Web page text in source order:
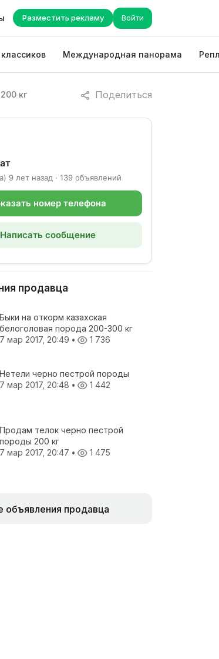
Разместить рекламу Войти
Международная панорама
Поделиться
кг
9 лет назад · 139 объявлений
номер телефона
Написать сообщение
продавца
Быки на откорм казахская
белоголовая порода 200-300 кг
7 мар 2017, 20:49 • 1 736
Нетели черно пестрой породы
7 мар 2017, 20:48 • 1 442
Продам телок черно пестрой
породы 200 кг
7 мар 2017, 20:47 • 1 475
объявления продавца